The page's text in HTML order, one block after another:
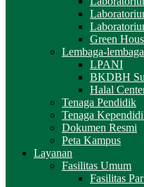
Green
Lembaga-lembaga
LPANI
BKDBH
Halal
Tenaga Pendidik
Tenaga
Dokumen Resmi
Peta Kampus
Layanan
Fasilitas Umum
Fasilitas